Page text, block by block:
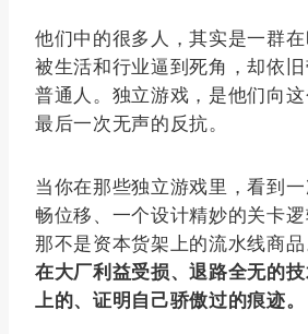
他们中的很多人，其实是一群在
被生活和行业逼到死角，却依
普通人。独立游戏，是他们向这
最后一次无声的反抗。
当你在那些独立游戏里，看到
畅位移、一个设计精妙的关卡逻
那不是资本货架上的流水线商
在大厂利益受损、退路全无的
上的、证明自己骄傲过的痕迹。